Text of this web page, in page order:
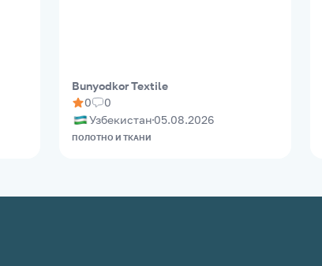
Bunyodkor Textile
0
0
Узбекистан 05.08.2026
ПОЛОТНО И ТКАНИ